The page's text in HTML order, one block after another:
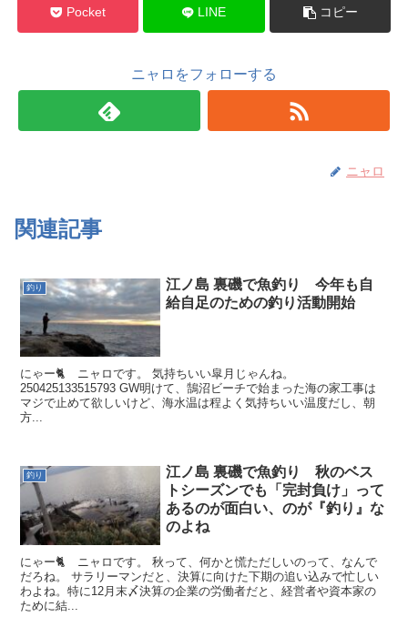
Pocket LINE コピー
ニャロをフォローする
ニャロ
関連記事
釣り
江ノ島 裏磯で魚釣り 今年も自
給自足のための釣り活動開始
にゃー🐈️ ニャロです。 気持ちいい皐月じゃんね。
250425133515793 GW明けて、鵠沼ビーチで始まった海の家工事は
マジで止めて欲しいけど、海水温は程よく気持ちいい温度だし、朝
方...
釣り
江ノ島 裏磯で魚釣り 秋のベス
トシーズンでも「完封負け」って
あるのが面白い、のが『釣り』な
のよね
にゃー🐈️ ニャロです。 秋って、何かと慌ただしいのって、なんで
だろね。 サラリーマンだと、決算に向けた下期の追い込みで忙しい
わよね。特に12月末〆決算の企業の労働者だと、経営者や資本家の
ために結...